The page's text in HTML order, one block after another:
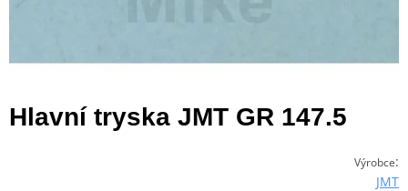
Hlavní tryska JMT GR 147.5
Výrobce:
JMT